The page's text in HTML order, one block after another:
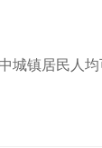
城镇居民人均